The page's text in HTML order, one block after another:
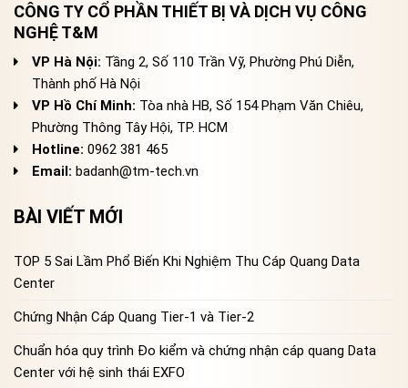
CÔNG TY CỔ PHẦN THIẾT BỊ VÀ DỊCH VỤ CÔNG
NGHỆ T&M
VP Hà Nội: Tầng 2, Số 110 Trần Vỹ, Phường Phú Diễn,
Thành phố Hà Nội
VP Hồ Chí Minh: Tòa nhà HB, Số 154 Phạm Văn Chiêu,
Phường Thông Tây Hội, TP. HCM
Hotline: 0962 381 465
Email: badanh@tm-tech.vn
BÀI VIẾT MỚI
TOP 5 Sai Lầm Phổ Biến Khi Nghiệm Thu Cáp Quang Data
Center
Chứng Nhận Cáp Quang Tier-1 và Tier-2
Chuẩn hóa quy trình Đo kiểm và chứng nhận cáp quang Data
Center với hệ sinh thái EXFO